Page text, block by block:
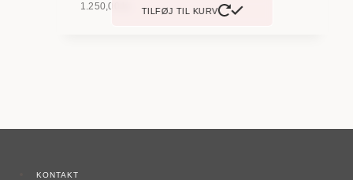
1.250,00 TILFØJ TIL KURV
KONTAKT